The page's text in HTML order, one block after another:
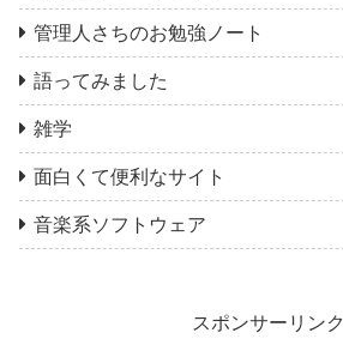
管理人さちのお勉強ノート
語ってみました
雑学
面白くて便利なサイト
音楽系ソフトウェア
スポンサーリンク